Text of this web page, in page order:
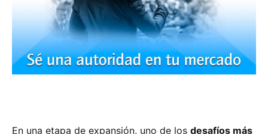
En una etapa de expansión, uno de los desafíos más